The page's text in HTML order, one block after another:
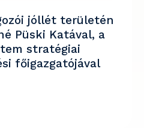
jóllét területén
Püski Katával, a
stratégiai
főigazgatójával